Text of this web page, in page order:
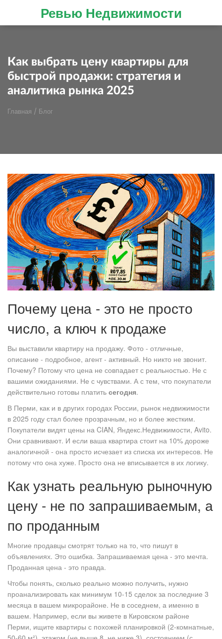
Ревью Недвижимости
Как выбрать цену квартиры для
быстрой продажи: стратегия и
аналитика рынка 2025
Главная / Блог
Почему цена - это не просто
число, а ключ к продаже
Вы выставили квартиру на продажу. Фото - отличные,
описание - подробное, агент - активный. Но никто не звонит.
Почему? Потому что цена не совпадает с реальностью. Не с
вашими ожиданиями. Не с чувствами. А с тем, что покупатели
действительно готовы платить сегодня.
В Перми, как и в других городах России, рынок недвижимости
в 2025 году стал более прозрачным, но и более жестким.
Покупатели видят цены на CIAN, Яндекс.Недвижимости, Avito.
Они сравнивают. И если ваша квартира стоит на 10% дороже
аналогичной - она просто исчезает из списка их интересов. Не
потому что она хуже. Просто она не вписывается в их логику.
Как узнать реальную рыночную
цену - не по запрашиваемым, а
по проданным
Многие продавцы смотрят только на то, что пишут в
объявлениях. Это ошибка. Запрашиваемая цена - это мечта.
Проданная цена - это правда.
Чтобы понять, сколько реально можно получить, нужно
проанализировать как минимум 10-15 сделок за последние 3
месяца в вашем микрорайоне. Не в соседнем, а именно в
вашем. Например, если вы живете в Кировском районе
Перми, ищите квартиры с похожей планировкой (2-комнатные,